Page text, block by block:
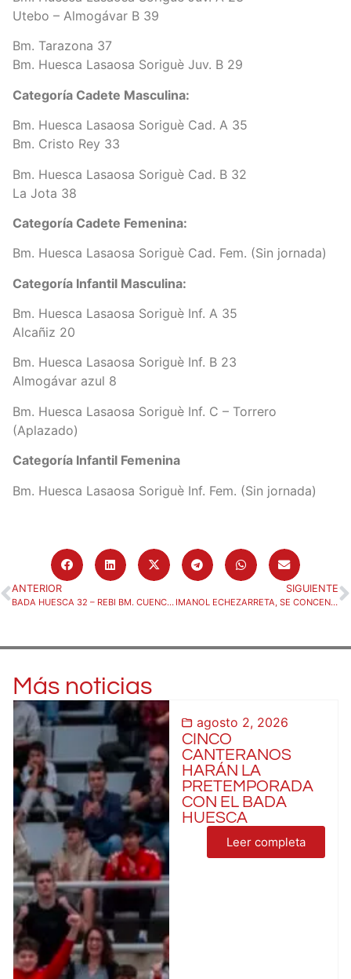
Utebo – Almogávar B 39
Bm. Tarazona 37
Bm. Huesca Lasaosa Soriguè Juv. B 29
Categoría Cadete Masculina:
Bm. Huesca Lasaosa Soriguè Cad. A 35
Bm. Cristo Rey 33
Bm. Huesca Lasaosa Soriguè Cad. B 32
La Jota 38
Categoría Cadete Femenina:
Bm. Huesca Lasaosa Soriguè Cad. Fem. (Sin jornada)
Categoría Infantil Masculina:
Bm. Huesca Lasaosa Soriguè Inf. A 35
Alcañiz 20
Bm. Huesca Lasaosa Soriguè Inf. B 23
Almogávar azul 8
Bm. Huesca Lasaosa Soriguè Inf. C – Torrero
(Aplazado)
Categoría Infantil Femenina
Bm. Huesca Lasaosa Soriguè Inf. Fem. (Sin jornada)
ANTERIOR
BADA HUESCA 32 – REBI BM. CUENCA 30
SIGUIENTE
IMANOL ECHEZARRETA, SE CONCENTRA CON LA FEDERACIÓN ESPAÑOLA DE BALONMANO
Más noticias
agosto 2, 2026
CINCO
CANTERANOS
HARÁN LA
PRETEMPORADA
CON EL BADA
HUESCA
Leer completa